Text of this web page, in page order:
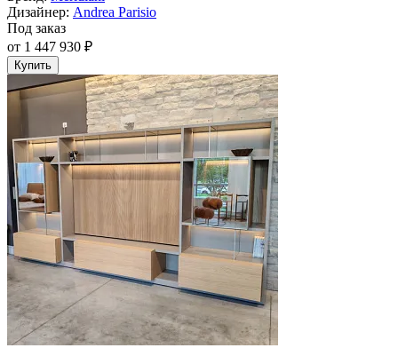
Дизайнер: Andrea Parisio
Под заказ
от 1 447 930 ₽
Купить